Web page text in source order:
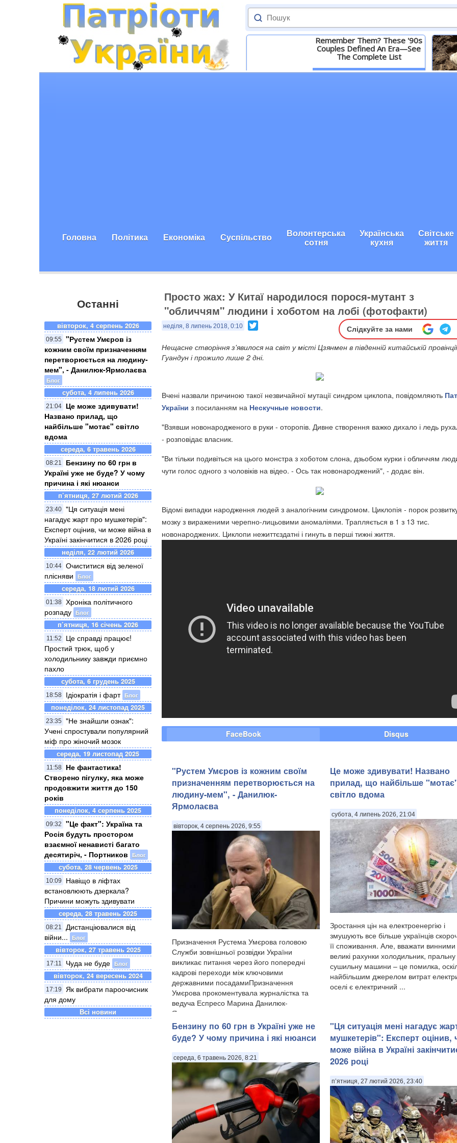
Remember Them? These '90s
Couples Defined An Era—See
The Complete List
Детальніше
Головна Політика Економіка Суспільство Волонтерська
сотня
Українська
кухня
Світське
життя
Останні
вівторок, 4 серпень 2026
09:55
"Рустем Умєров із
кожним своїм призначенням
перетворюється на людину-
мем", - Данилюк-Ярмолаєва
Блог
субота, 4 липень 2026
21:04
Це може здивувати!
Названо прилад, що
найбільше "мотає" світло
вдома
середа, 6 травень 2026
08:21
Бензину по 60 грн в
Україні уже не буде? У чому
причина і які нюанси
п’ятниця, 27 лютий 2026
23:40 "Ця ситуація мені
нагадує жарт про мушкетерів":
Експерт оцінив, чи може війна в
Україні закінчитися в 2026 році
неділя, 22 лютий 2026
10:44 Очиститися від зеленої
плісняви
Блог
середа, 18 лютий 2026
01:38 Хроніка політичного
розпаду Блог
п’ятниця, 16 січень 2026
11:52
Це справді працює!
Простий трюк, щоб у
холодильнику завжди приємно
пахло
субота, 6 грудень 2025
18:58 Ідіократія і фарт Блог
понеділок, 24 листопад 2025
23:35
"Не знайшли ознак":
Учені спростували популярний
міф про жіночий мозок
середа, 19 листопад 2025
11:58
Не фантастика!
Створено пігулку, яка може
продовжити життя до 150
років
понеділок, 4 серпень 2025
09:32
"Це факт": Україна та
Росія будуть простором
взаємної ненависті багато
десятиріч, - Портников
Блог
субота, 28 червень 2025
10:09
Навіщо в ліфтах
встановлюють дзеркала?
Причини можуть здивувати
середа, 28 травень 2025
08:21
Дистанціювалися від
війни...
Блог
вівторок, 27 травень 2025
17:11 Чуда не буде Блог
вівторок, 24 вересень 2024
17:19
Як вибрати пароочисник
для дому
Всі новини
Просто жах: У Китаї народилося порося-мутант з
"обличчям" людини і хоботом на лобі (фотофакти)
неділя, 8 липень 2018, 0:10 Слідкуйте за нами
Нещасне створіння з'явилося на світ у місті Цзянмен в південній китайській провінції
Гуандун і прожило лише 2 дні.
Вчені назвали причиною такої незвичайної мутації синдром циклопа, повідомляють
України з посиланням на Нескучные новости.
"Взявши новонародженого в руки - оторопів. Дивне створення важко дихало і ледь
- розповідає власник.
"Ви тільки подивіться на цього монстра з хоботом слона, дзьобом курки і обличчям
чути голос одного з чоловіків на відео. - Ось так новонароджений", - додає він.
Відомі випадки народження людей з аналогічним синдромом. Циклопія - порок
мозку з вираженими черепно-лицьовими аномаліями. Трапляється в 1 з 13 тис.
новонароджених. Циклопи нежиттєздатні і гинуть в перші тижні життя.
FaceBook Disqus
"Рустем Умєров із кожним своїм
призначенням перетворюється на
людину-мем", - Данилюк-
Ярмолаєва
вівторок, 4 серпень 2026, 9:55
Призначення Рустема Умєрова головою
Служби зовнішньої розвідки України
викликає питання через його попередні
кадрові переходи між ключовими
державними посадамиПризначення
Умєрова прокоментувала журналістка та
ведуча Еспресо Марина Данилюк-
Ярмолаєва у п...
Це може здивувати! Названо
прилад, що найбільше
світло вдома
субота, 4 липень 2026, 21:04
Зростання цін на електроенергію і
змушують все більше українців
її споживання. Але, вважати винними
великі рахунки холодильник,
сушильну машини – це помилка,
найбільшим джерелом витрат
оселі є електричний ...
Бензину по 60 грн в Україні уже не
буде? У чому причина і які нюанси
середа, 6 травень 2026, 8:21
"Ця ситуація мені нагадує
мушкетерів": Експерт оцінив,
може війна в Україні
2026 році
п’ятниця, 27 лютий 2026, 23:40